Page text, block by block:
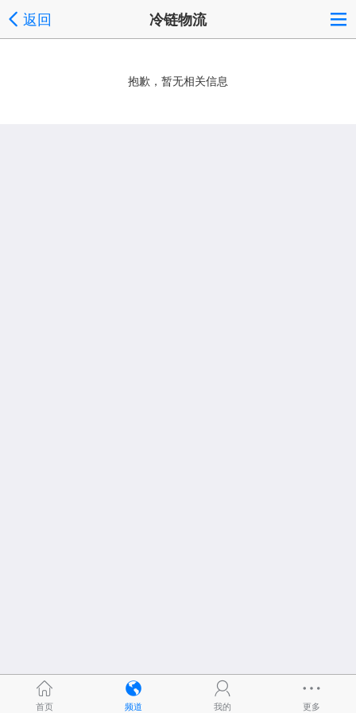
返回 冷链物流
抱歉，暂无相关信息
首页 频道 我的 更多